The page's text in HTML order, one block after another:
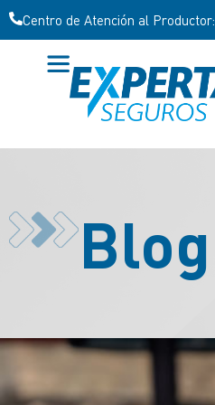
Centro de Atención al Productor:
Blog